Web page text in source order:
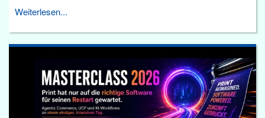
Weiterlesen...